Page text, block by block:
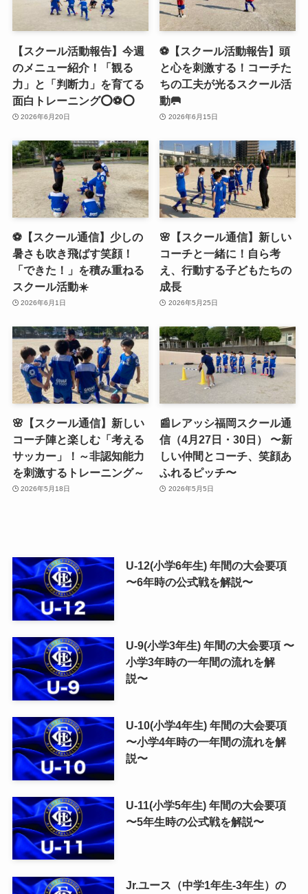
【スクール活動報告】今週
のメニュー紹介！「観る
力」と「判断力」を育てる
面白トレーニング⭕️⚽️⭕️
2026年6月20日
⚽️【スクール活動報告】頭
と心を刺激する！コーチた
ちの工夫が光るスクール活
動🥅
2026年6月15日
⚽️【スクール通信】少しの
暑さも吹き飛ばす笑顔！
「できた！」を積み重ねる
スクール活動☀️
2026年6月1日
🌸【スクール通信】新しい
コーチと一緒に！自ら考
え、行動する子どもたちの
成長
2026年5月25日
🌸【スクール通信】新しい
コーチ陣と楽しむ「考える
サッカー」！～非認知能力
を刺激するトレーニング～
2026年5月18日
📰レアッシ福岡スクール通
信（4月27日・30日） 〜新
しい仲間とコーチ、笑顔あ
ふれるピッチ〜
2026年5月5日
U-12(小学6年生) 年間の大会要項
〜6年時の公式戦を解説〜
U-9(小学3年生) 年間の大会要項 〜
小学3年時の一年間の流れを解
説〜
U-10(小学4年生) 年間の大会要項
〜小学4年時の一年間の流れを解
説〜
U-11(小学5年生) 年間の大会要項
〜5年生時の公式戦を解説〜
Jr.ユース（中学1年生-3年生）の